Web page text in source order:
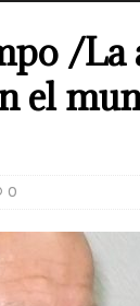
/La
el
0